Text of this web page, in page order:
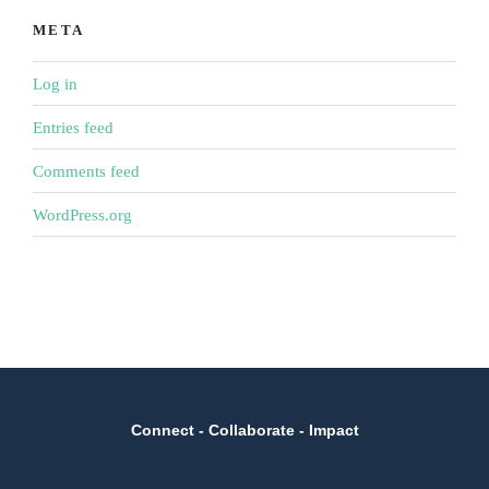
META
Log in
Entries feed
Comments feed
WordPress.org
Connect - Collaborate - Impact